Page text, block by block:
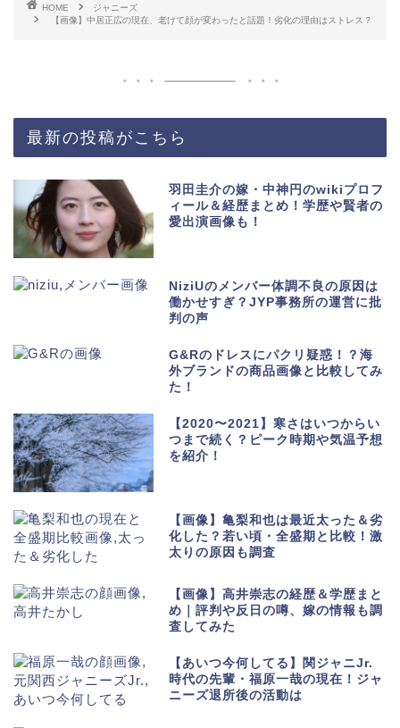
HOME
ジャニーズ
【画像】中居正広の現在、老けて顔が変わったと話題！劣化の理由はストレス？
最新の投稿がこちら
羽田圭介の嫁・中神円のwikiプロフ
ィール＆経歴まとめ！学歴や賢者の
愛出演画像も！
NiziUのメンバー体調不良の原因は
働かせすぎ？JYP事務所の運営に批
判の声
G&Rのドレスにパクリ疑惑！？海
外ブランドの商品画像と比較してみ
た！
【2020〜2021】寒さはいつからい
つまで続く？ピーク時期や気温予想
を紹介！
【画像】亀梨和也は最近太った＆劣
化した？若い頃・全盛期と比較！激
太りの原因も調査
【画像】高井崇志の経歴＆学歴まと
め｜評判や反日の噂、嫁の情報も調
査してみた
【あいつ今何してる】関ジャニJr.
時代の先輩・福原一哉の現在！ジャ
ニーズ退所後の活動は